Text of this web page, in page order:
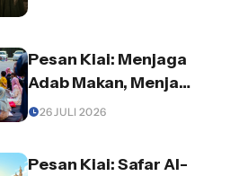
Kepercayaan dan
Pesan Kiai: Menjaga
Adab Makan, Menjaga
Diri dari Godaan
26 JULI 2026
Pesan Kiai: Safar Al-